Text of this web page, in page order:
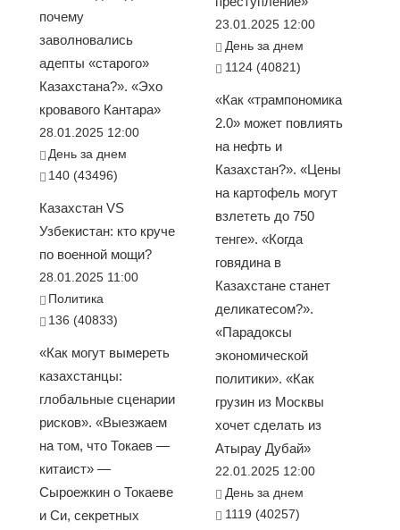
почему
заволновались
адепты «старого»
Казахстана?». «Эхо
кровавого Кантара»
28.01.2025 12:00
День за днем
140 (43496)
Казахстан VS
Узбекистан: кто круче
по военной мощи?
28.01.2025 11:00
Политика
136 (40833)
«Как могут вымереть
казахстанцы:
глобальные сценарии
рисков». «Выезжаем
на том, что Токаев —
китаист» —
Сыроежкин о Токаеве
и Си, секретных
23.01.2025 12:00
День за днем
1124 (40821)
«Как «трампономика
2.0» может повлиять
на нефть и
Казахстан?». «Цены
на картофель могут
взлететь до 750
тенге». «Когда
говядина в
Казахстане станет
деликатесом?».
«Парадоксы
экономической
политики». «Как
грузин из Москвы
хочет сделать из
Атырау Дубай»
22.01.2025 12:00
День за днем
1119 (40257)